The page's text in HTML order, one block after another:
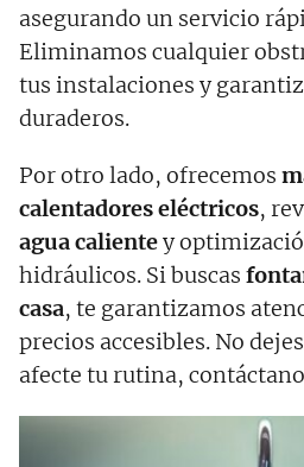
asegurando un servicio
Eliminamos cualquier
tus instalaciones y
duraderos.
Por otro lado, ofrecemos
calentadores eléctricos,
agua calientey
hidráulicos. Si buscas
casa, te garantizamos
precios accesibles. No
afecte tu rutina,